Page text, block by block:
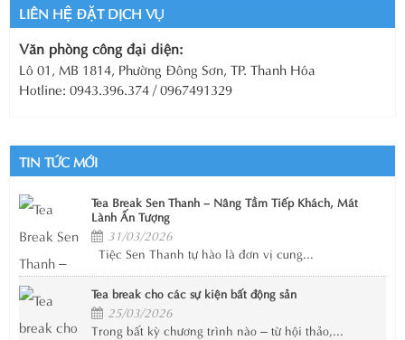
LIÊN HỆ ĐẶT DỊCH VỤ
Văn phòng công đại diện:
Lô 01, MB 1814, Phường Đông Sơn, TP. Thanh Hóa
Hotline: 0943.396.374 / 0967491329
TIN TỨC MỚI
Tea Break Sen Thanh – Nâng Tầm Tiếp Khách, Mát
Lành Ấn Tượng
31/03/2026
Tiệc Sen Thanh tự hào là đơn vị cung...
Tea break cho các sự kiện bất động sản
25/03/2026
Trong bất kỳ chương trình nào – từ hội thảo,...